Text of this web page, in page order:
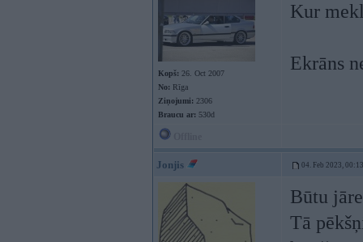
Kopš: 26. Oct 2007
No: Rīga
Ziņojumi: 2306
Braucu ar: 530d
Kur
Ekrāns
Jonjis 04. Feb 2023, 00:13
Būtu
Tā